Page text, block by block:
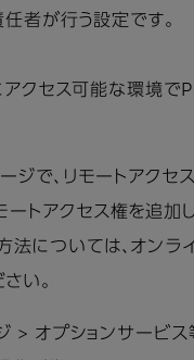
者が行う設定です。
クセス可能な環境で
ジで、リモートアクセ
トアクセス権を追加し
法については、オンラ
い。
> オプションサービ